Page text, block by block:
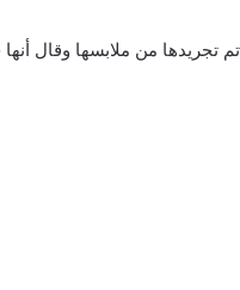
تجريدها من ملابسها وقال